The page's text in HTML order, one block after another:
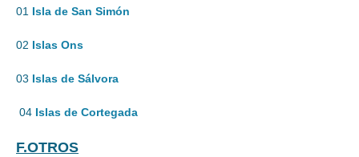
01 Isla de San Simón
02 Islas Ons
03 Islas de Sálvora
04 Islas de Cortegada
F.OTROS